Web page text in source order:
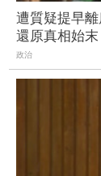
遭質疑提早
還原真相始末
政治